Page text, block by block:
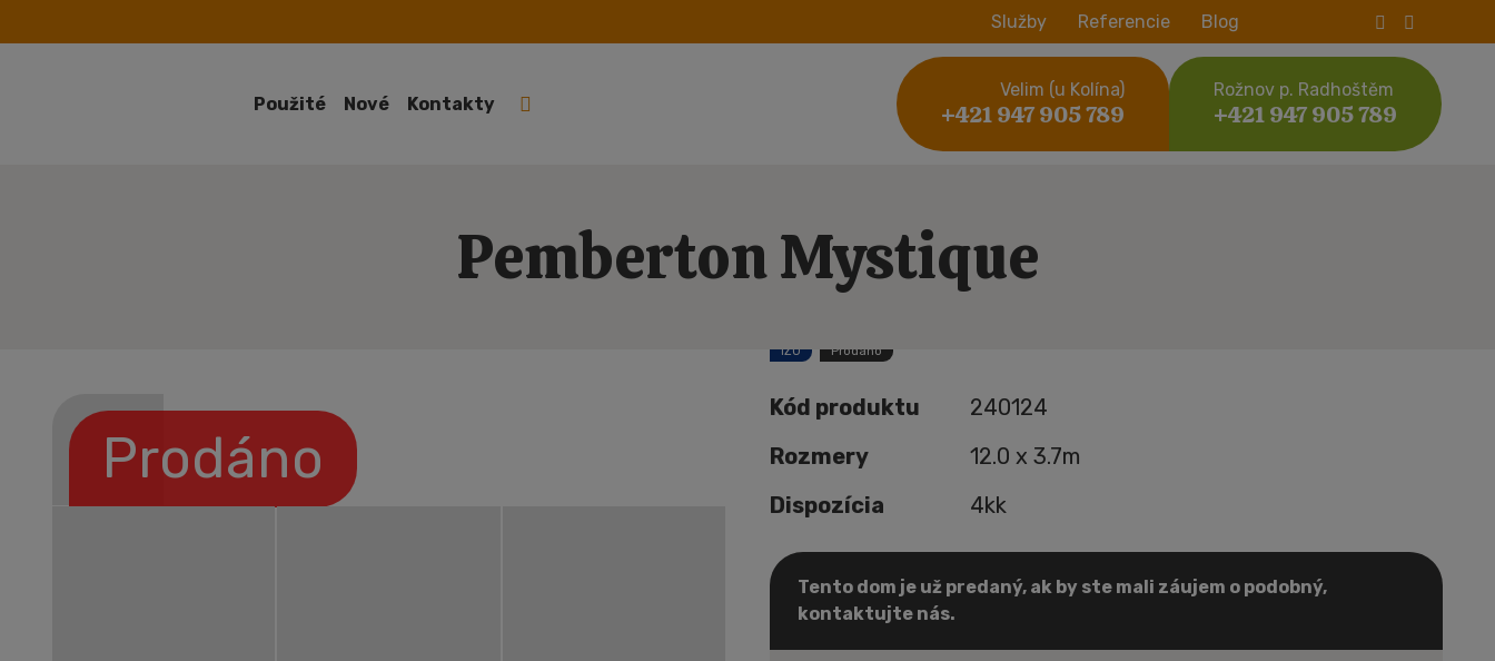
Služby Referencie Blog
Použité Nové Kontakty
Velim (u Kolína)
+421 947 905 789
Rožnov p. Radhoštěm
+421 947 905 789
Pemberton Mystique
Prodáno
IZO Prodáno
Kód produktu
240124
Rozmery
12.0 x 3.7m
Dispozícia
4kk
Tento dom je už predaný, ak by ste mali záujem o podobný,
kontaktujte nás.